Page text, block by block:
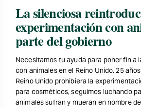
La silenciosa
experimentación con
parte del gobierno
Necesitamos tu ayuda para poner fin a
con animales en el Reino Unido. 25
Reino Unido prohibiera la
para cosméticos, seguimos luchando
animales sufran y mueran en nombre